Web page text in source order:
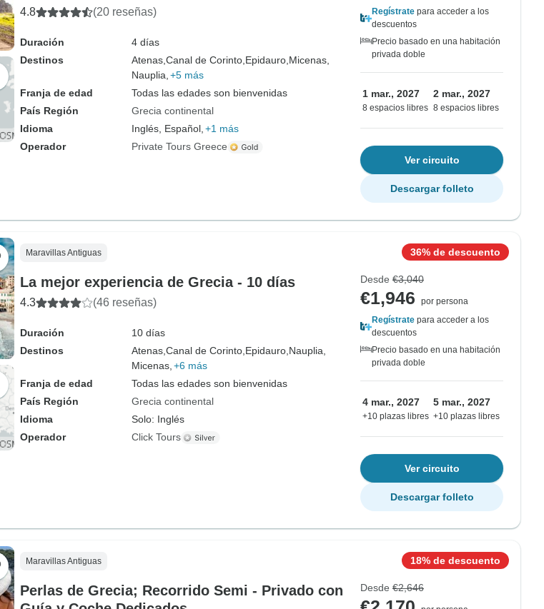
4.8 (20 reseñas)
Duración
4 días
Destinos
Atenas, Canal de Corinto, Epidauro, Micenas,
Nauplia, +5 más
Franja de edad
Todas las edades son bienvenidas
País Región
Grecia continental
Idioma
Inglés, Español, +1 más
Operador
Private Tours Greece
Regístrate para acceder a los
descuentos
Precio basado en una habitación
privada doble
1 mar., 2027
8 espacios libres
2 mar., 2027
8 espacios libres
Ver circuito
Descargar folleto
Maravillas Antiguas
La mejor experiencia de Grecia - 10 días
4.3 (46 reseñas)
Duración
10 días
Destinos
Atenas, Canal de Corinto, Epidauro, Nauplia,
Micenas, +6 más
Franja de edad
Todas las edades son bienvenidas
País Región
Grecia continental
Idioma
Solo: Inglés
Operador
Click Tours
36% de descuento
Desde €3,040
€1,946
por persona
Regístrate para acceder a los
descuentos
Precio basado en una habitación
privada doble
4 mar., 2027
+10 plazas libres
5 mar., 2027
+10 plazas libres
Ver circuito
Descargar folleto
Maravillas Antiguas
Perlas de Grecia; Recorrido Semi - Privado con
18% de descuento
Desde €2,646